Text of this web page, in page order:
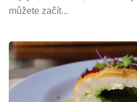
můžete začít...